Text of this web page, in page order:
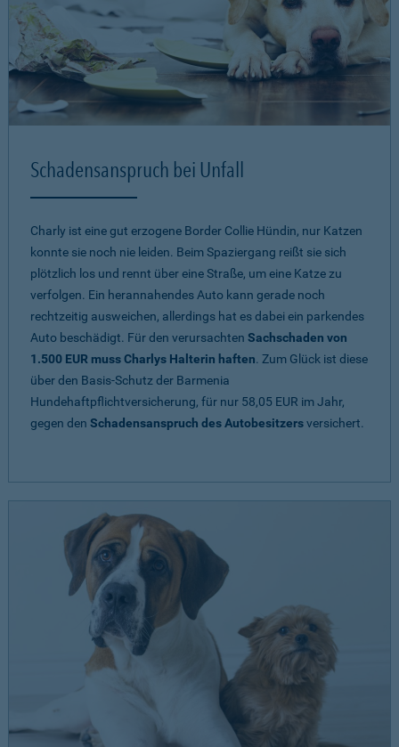
Schadensanspruch bei Unfall
Charly ist eine gut erzogene Border Collie Hündin, nur Katzen
konnte sie noch nie leiden. Beim Spaziergang reißt sie sich
plötzlich los und rennt über eine Straße, um eine Katze zu
verfolgen. Ein herannahendes Auto kann gerade noch
rechtzeitig ausweichen, allerdings hat es dabei ein parkendes
Auto beschädigt. Für den verursachten Sachschaden von
1.500 EUR muss Charlys Halterin haften. Zum Glück ist diese
über den Basis-Schutz der Barmenia
Hundehaftpflichtversicherung, für nur 58,05 EUR im Jahr,
gegen den Schadensanspruch des Autobesitzersversichert.